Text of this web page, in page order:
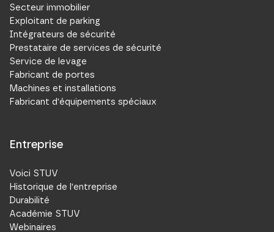
Secteur immobilier
Exploitant de parking
Intégrateurs de sécurité
Prestataire de services de sécurité
Service de levage
Fabricant de portes
Machines et installations
Fabricant d'équipements spéciaux
Entreprise
Voici STUV
Historique de l'entreprise
Durabilité
Académie STUV
Webinaires